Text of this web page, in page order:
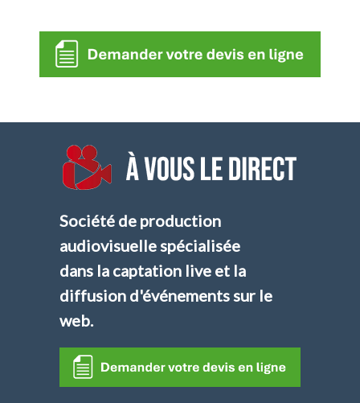
Société de production
audiovisuelle spécialisée
dans la captation live et la
diffusion d'événements sur le
web.